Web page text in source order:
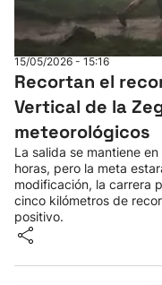
15/05/2026 - 15:16
Recortan el
Vertical de la
meteorológicos
La salida se mantiene
horas, pero la meta
modificación, la carrera
cinco kilómetros de
positivo.